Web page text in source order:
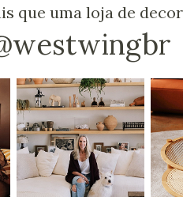
que uma loja de